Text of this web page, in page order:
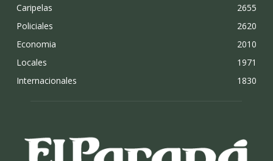
Caripelas
2655
Policiales
2620
Economia
2010
Locales
1971
Internacionales
1830